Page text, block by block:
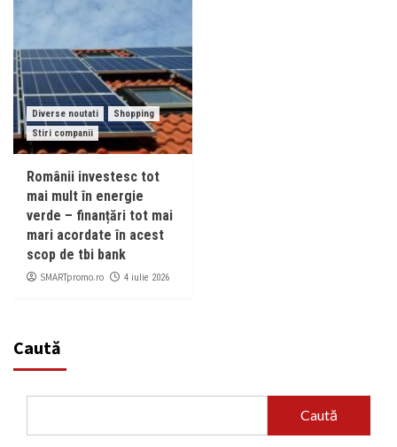
Diverse noutati
Shopping
Stiri companii
Românii investesc tot
mai mult în energie
verde – finanțări tot mai
mari acordate în acest
scop de tbi bank
SMARTpromo.ro 4 iulie 2026
Caută
Caută